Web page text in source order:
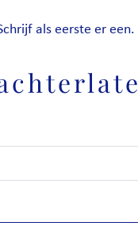
als eerste er een.